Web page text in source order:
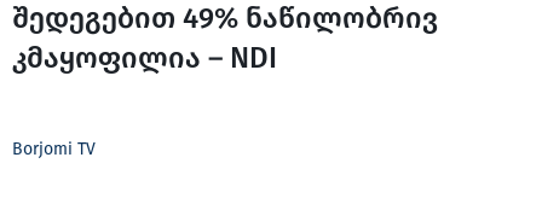
შედეგებით 49% ნაწილობრივ
კმაყოფილია – NDI
Borjomi TV